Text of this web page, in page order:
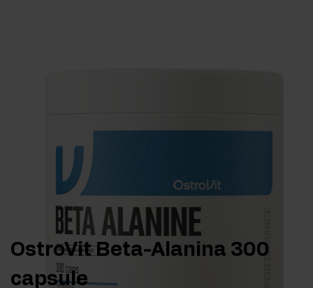
OstroVit Beta-Alanina 300
capsule